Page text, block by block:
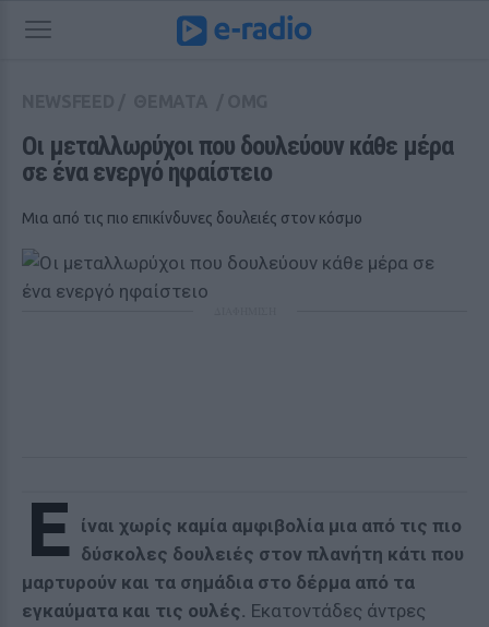
Οι μεταλλωρύχοι που δουλεύουν κάθε μέρα
σε ένα ενεργό ηφαίστειο
Μια από τις πιο επικίνδυνες δουλειές στον κόσμο
Ε ίναι χωρίς καμία αμφιβολία μια από τις πιο
δύσκολες δουλειές στον πλανήτη κάτι που
μαρτυρούν και τα σημάδια στο δέρμα από τα
εγκαύματα και τις ουλές. Εκατοντάδες άντρες